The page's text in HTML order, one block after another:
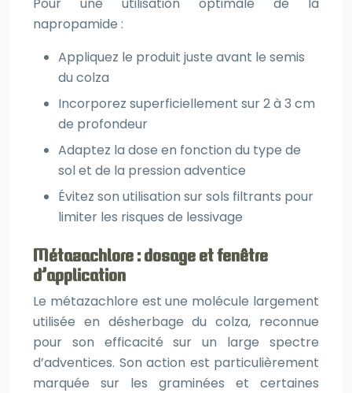
napropamide :
Appliquez le produit juste avant le semis
du colza
Incorporez superficiellement sur 2 à 3 cm
de profondeur
Adaptez la dose en fonction du type de
sol et de la pression adventice
Évitez son utilisation sur sols filtrants pour
limiter les risques de lessivage
Métazachlore : dosage et fenêtre
d’application
Le métazachlore est une molécule largement
utilisée en désherbage du colza, reconnue
pour son efficacité sur un large spectre
d’adventices. Son action est particulièrement
marquée sur les graminées et certaines